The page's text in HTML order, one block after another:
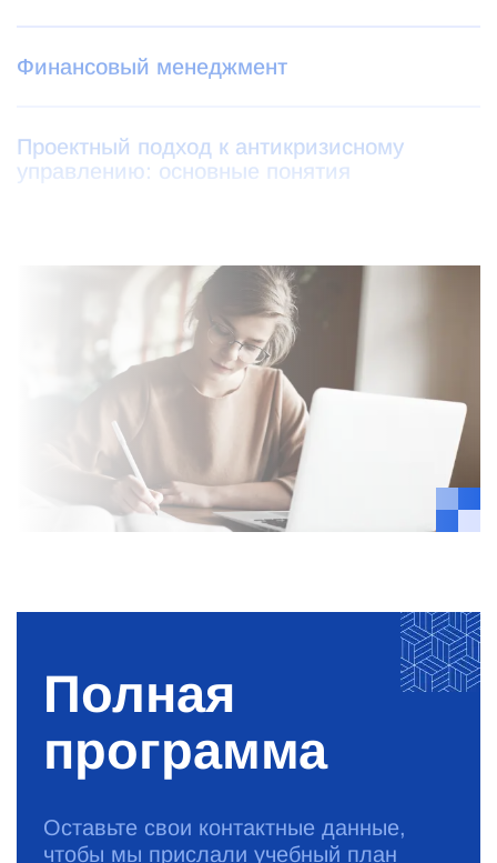
Финансовый менеджмент
Проектный подход к антикризисному
управлению: основные понятия
Полная
программа
Оставьте свои контактные данные,
чтобы мы прислали учебный план